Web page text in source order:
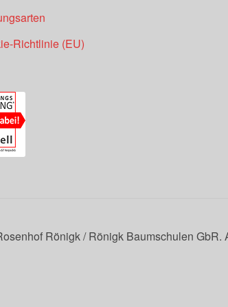
Richtlinie (EU)
Rönigk / Rönigk Baumschulen GbR.